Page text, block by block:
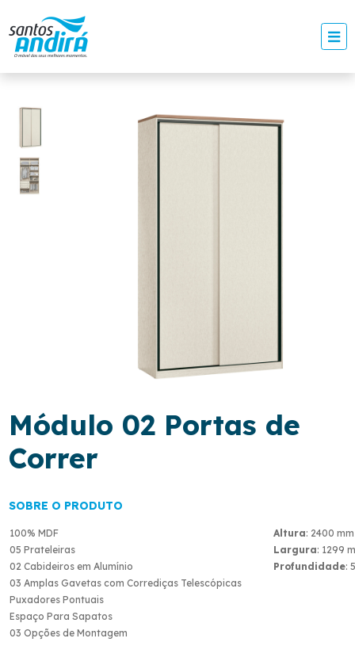
Módulo 02 Portas de
Correr
SOBRE O PRODUTO
100% MDF
05 Prateleiras
02 Cabideiros em Alumínio
03 Amplas Gavetas com Corrediças Telescópicas
Puxadores Pontuais
Espaço Para Sapatos
03 Opções de Montagem
Altura: 2400 mm
Largura: 1299
Profundidade: